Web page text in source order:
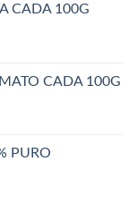
CADA 100G
CADA 100G
PURO